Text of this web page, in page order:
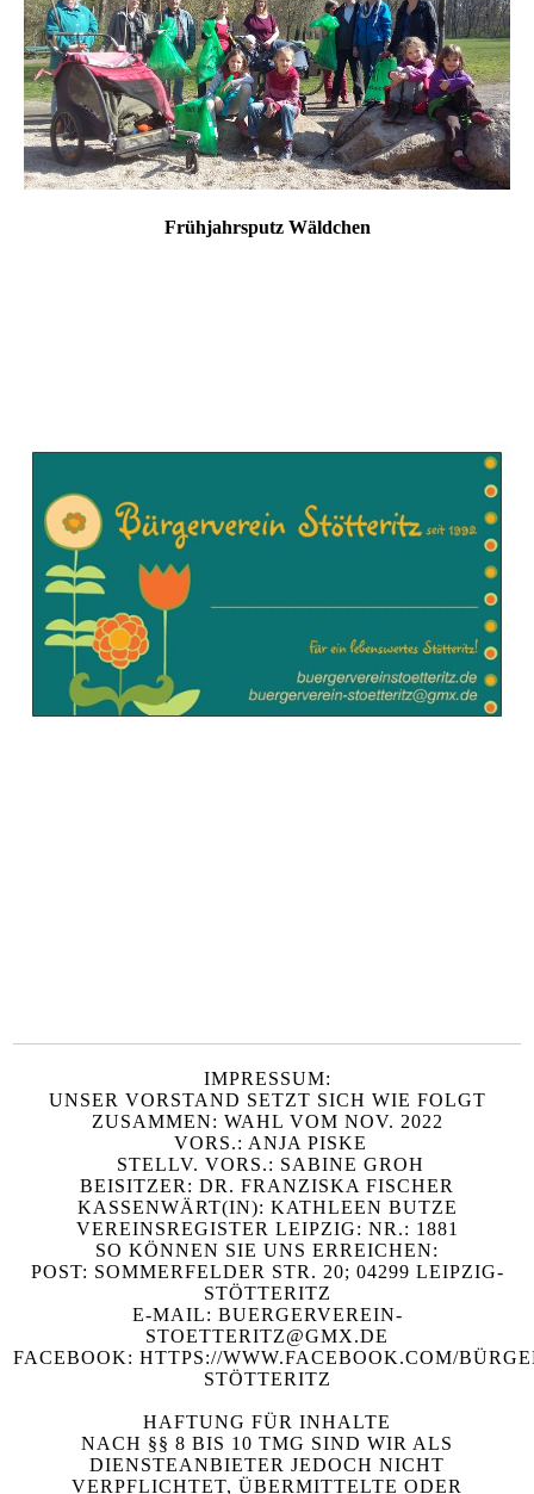
Frühjahrsputz Wäldchen
IMPRESSUM:
UNSER VORSTAND SETZT SICH WIE FOLGT
ZUSAMMEN: WAHL VOM NOV. 2022
VORS.: ANJA PISKE
STELLV. VORS.: SABINE GROH
BEISITZER: DR. FRANZISKA FISCHER
KASSENWÄRT(IN): KATHLEEN BUTZE
VEREINSREGISTER LEIPZIG: NR.: 1881
SO KÖNNEN SIE UNS ERREICHEN:
POST: SOMMERFELDER STR. 20; 04299 LEIPZIG-
STÖTTERITZ
E-MAIL: BUERGERVEREIN-
STOETTERITZ@GMX.DE
FACEBOOK: HTTPS://WWW.FACEBOOK.COM/
STÖTTERITZ
HAFTUNG FÜR INHALTE
NACH §§ 8 BIS 10 TMG SIND WIR ALS
DIENSTEANBIETER JEDOCH NICHT
VERPFLICHTET, ÜBERMITTELTE ODER